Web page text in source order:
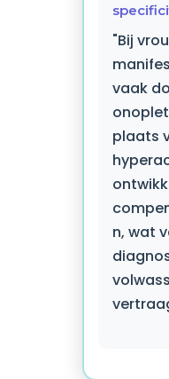
"Bij
vaak
plaats
n, wat